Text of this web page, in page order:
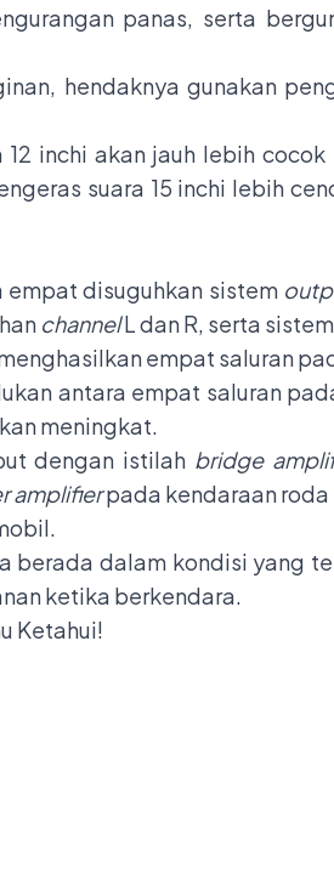
panas, serta
hendaknya gunakan
inchi akan jauh lebih
suara 15 inchi lebih
empat disuguhkan sistem
channelL dan R, serta sistem
empat saluran
antara empat saluran
meningkat.
dengan istilah bridge
amplifierpada kendaraan
berada dalam kondisi yang
ketika berkendara.
Ketahui!